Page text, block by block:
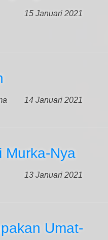
15 Januari 2021
14 Januari 2021
Murka-Nya
13 Januari 2021
Umat-